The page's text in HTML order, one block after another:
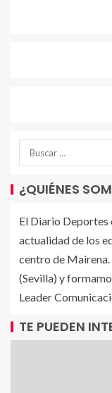
¿QUIÉNES
El Diario Deportes
actualidad de los
centro de
(Sevilla) y
Leader
TE PUEDEN